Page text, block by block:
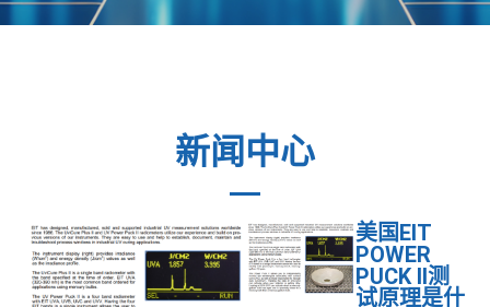
新闻中心
美国EIT
POWER
PUCK II测
试原理是什